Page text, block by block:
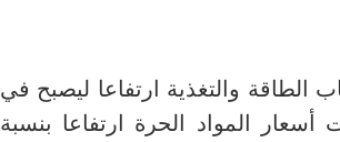
ارتفاعا ليصبح في
المواد الحرة ارتفاعا بنسبة